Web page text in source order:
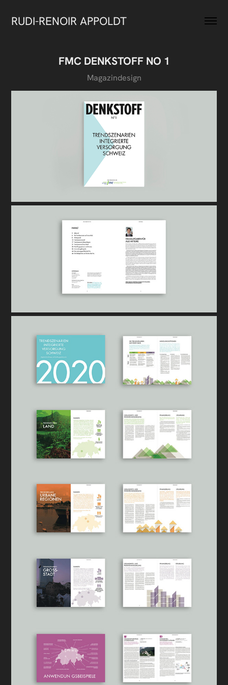
RUDI-RENOIR APPOLDT
FMC DENKSTOFF NO 1
Magazindesign